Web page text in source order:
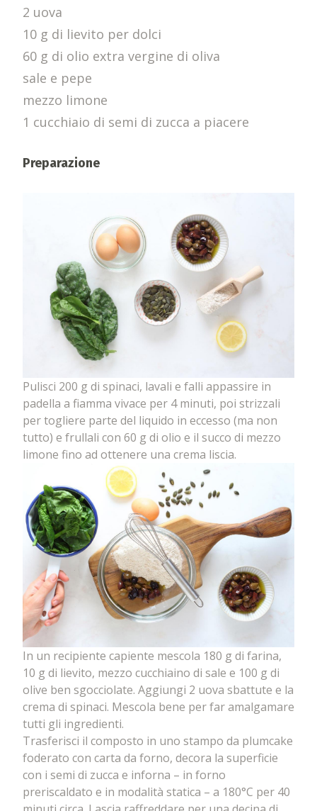
2 uova
10 g di lievito per dolci
60 g di olio extra vergine di oliva
sale e pepe
mezzo limone
1 cucchiaio di semi di zucca a piacere
Preparazione
Pulisci 200 g di spinaci, lavali e falli appassire in
padella a fiamma vivace per 4 minuti, poi strizzali
per togliere parte del liquido in eccesso (ma non
tutto) e frullali con 60 g di olio e il succo di mezzo
limone fino ad ottenere una crema liscia.
In un recipiente capiente mescola 180 g di farina,
10 g di lievito, mezzo cucchiaino di sale e 100 g di
olive ben sgocciolate. Aggiungi 2 uova sbattute e la
crema di spinaci. Mescola bene per far amalgamare
tutti gli ingredienti.
Trasferisci il composto in uno stampo da plumcake
foderato con carta da forno, decora la superficie
con i semi di zucca e inforna – in forno
preriscaldato e in modalità statica – a 180°C per 40